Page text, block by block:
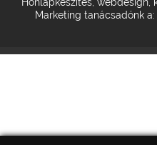
Marketing tanácsadónk a: